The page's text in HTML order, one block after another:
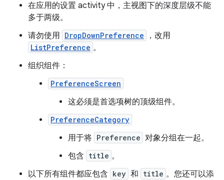
在应用的设置 activity 中，主视图下的深度层级不能
多于两级。
请勿使用 DropDownPreference ，改用
ListPreference 。
组织组件：
PreferenceScreen
这必须是首选项树的顶级组件。
PreferenceCategory
用于将 Preference 对象分组在一起。
包含 title 。
以下所有组件都应包含 key 和 title 。您还可以添